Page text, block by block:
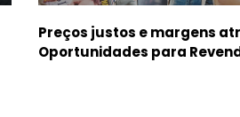
Preços justos e margens
Oportunidades para